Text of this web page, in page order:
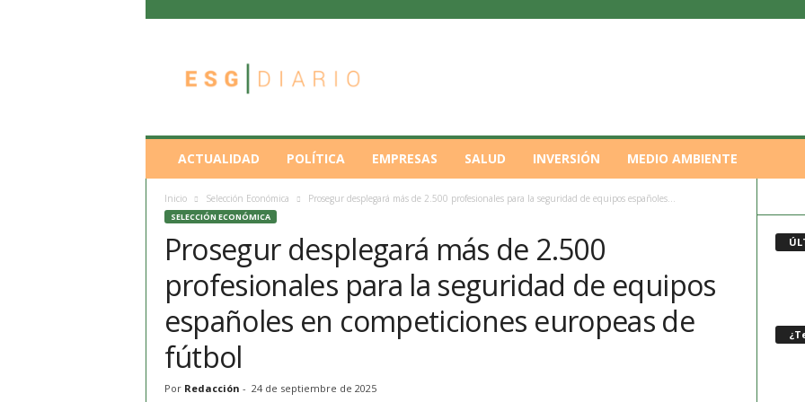
ACTUALIDAD POLÍTICA EMPRESAS SALUD INVERSIÓN MEDIO AMBIENTE
Inicio Selección Económica Prosegur desplegará más de 2.500 profesionales para la seguridad de equipos españoles...
SELECCIÓN ECONÓMICA
Prosegur desplegará más de 2.500
profesionales para la seguridad de equipos
españoles en competiciones europeas de
fútbol
Por Redacción - 24 de septiembre de 2025